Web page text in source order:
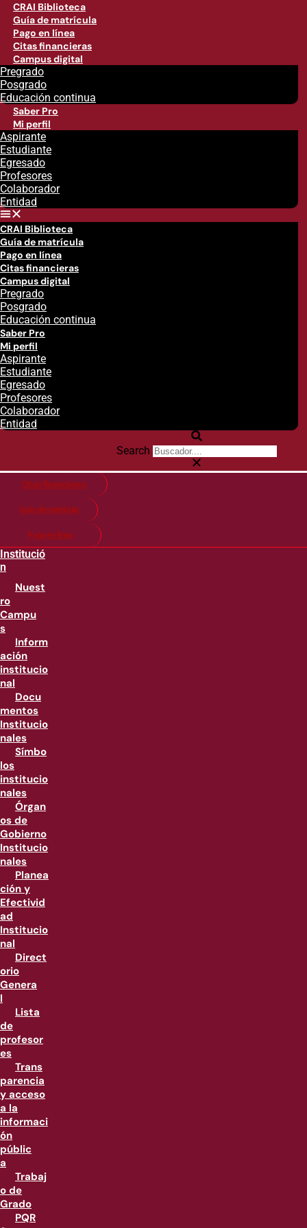
CRAI Biblioteca
Guía de matrícula
Pago en línea
Citas financieras
Campus digital
Pregrado
Posgrado
Educación continua
Saber Pro
Mi perfil
Aspirante
Estudiante
Egresado
Profesores
Colaborador
Entidad
CRAI Biblioteca
Guía de matrícula
Pago en línea
Citas financieras
Campus digital
Pregrado
Posgrado
Educación continua
Saber Pro
Mi perfil
Aspirante
Estudiante
Egresado
Profesores
Colaborador
Entidad
Search
Citas financieras
Guía de matricula
Pago en línea
Institució
n
Nuest
ro
Campu
s
Inform
ación
institucio
nal
Docu
mentos
Institucio
nales
Símbo
los
institucio
nales
Órgan
os de
Gobierno
Institucio
nales
Planea
ción y
Efectivid
ad
Institucio
nal
Direct
orio
Genera
l
Lista
de
profesor
es
Trans
parencia
y acceso
a la
informaci
ón
públic
a
Trabaj
o de
Grado
PQR